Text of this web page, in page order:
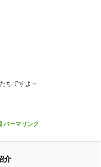
ちですよ～
パーマリンク
介